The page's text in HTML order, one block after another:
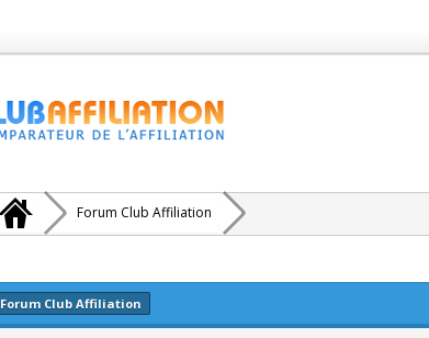
Forum Club Affiliation
Forum Club Affiliation